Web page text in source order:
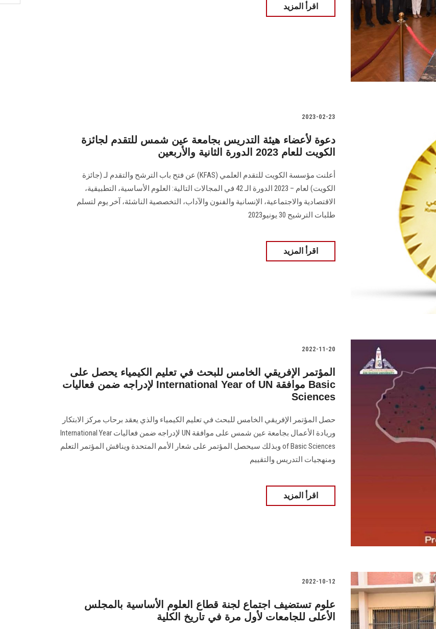
اقرأ المزيد
2023-02-23
دعوة لأعضاء هيئة التدريس بجامعة عين شمس للتقدم لجائزة
الكويت للعام 2023 الدورة الثانية والأربعين
أعلنت مؤسسة الكويت للتقدم العلمي (KFAS) عن فتح باب الترشح والتقدم لـ (جائزة
الكويت) لعام – 2023 الدورة الـ 42 في المجالات التالية: العلوم الأساسية، التطبيقية،
الاقتصادية والاجتماعية، الإنسانية والفنون والآداب، التخصصية الناشئة، آخر يوم لتسلم
طلبات الترشيح 30 يونيو2023
اقرأ المزيد
2022-11-20
المؤتمر الإفريقي الخامس للبحث في تعليم الكيمياء يحصل على
لإدراجه ضمن فعاليات International Year of UN موافقة Basic
Sciences
حصل المؤتمر الإفريقي الخامس للبحث في تعليم الكيمياء والذي يعقد برحاب مركز الابتكار
وريادة الأعمال بجامعة عين شمس على موافقة UN لإدراجه ضمن فعاليات International Year
of Basic Sciences وبذلك سيحصل المؤتمر على شعار الأمم المتحدة ويناقش المؤتمر التعلم
ومنهجيات التدريس والتقييم
اقرأ المزيد
2022-10-12
علوم تستضيف اجتماع لجنة قطاع العلوم الأساسية بالمجلس
الأعلى للجامعات لأول مرة في تاريخ الكلية